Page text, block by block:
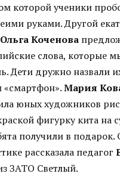
которой ученики
руками. Другой
Ольга Коченова
слова, которые
Дети дружно назвали
«смартфон».Мария
юных художников
фигурку кита на
получили в подарок.
рассказала педагог
ЗАТО Светлый.